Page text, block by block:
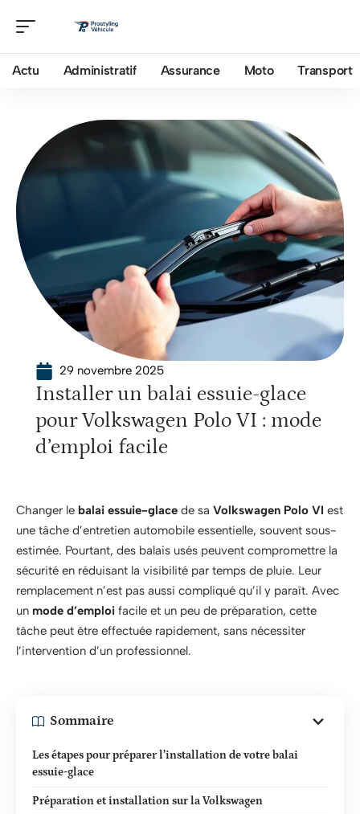
Actu Administratif Assurance Moto Transport
29 novembre 2025
Installer un balai essuie-glace
pour Volkswagen Polo VI : mode
d’emploi facile
Changer le balai essuie-glace de sa Volkswagen Polo VI est
une tâche d’entretien automobile essentielle, souvent sous-
estimée. Pourtant, des balais usés peuvent compromettre la
sécurité en réduisant la visibilité par temps de pluie. Leur
remplacement n’est pas aussi compliqué qu’il y paraît. Avec
un mode d’emploi facile et un peu de préparation, cette
tâche peut être effectuée rapidement, sans nécessiter
l’intervention d’un professionnel.
Sommaire
Les étapes pour préparer l’installation de votre balai
essuie-glace
Préparation et installation sur la Volkswagen